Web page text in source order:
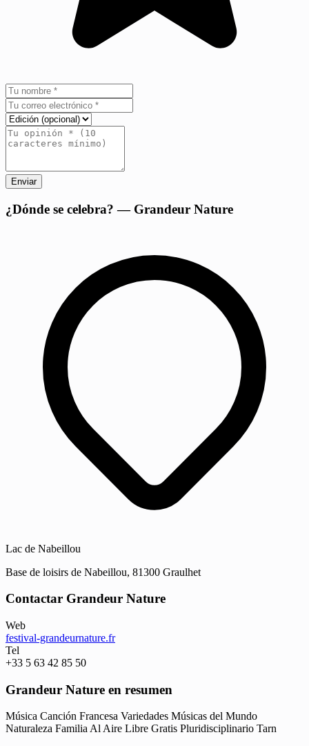
Enviar
¿Dónde se celebra? — Grandeur Nature
Lac de Nabeillou
Base de loisirs de Nabeillou, 81300 Graulhet
Contactar Grandeur Nature
Web
festival-grandeurnature.fr
Tel
+33 5 63 42 85 50
Grandeur Nature en resumen
Música Canción Francesa Variedades Músicas del Mundo
Naturaleza Familia Al Aire Libre Gratis Pluridisciplinario Tarn